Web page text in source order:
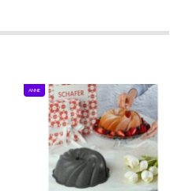
ANNE